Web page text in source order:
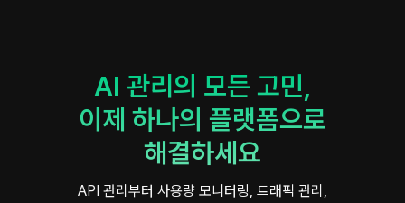
AI 관리의 모든 고민,
이제 하나의 플랫폼으로
해결하세요
API 관리부터 사용량 모니터링, 트래픽 관리,